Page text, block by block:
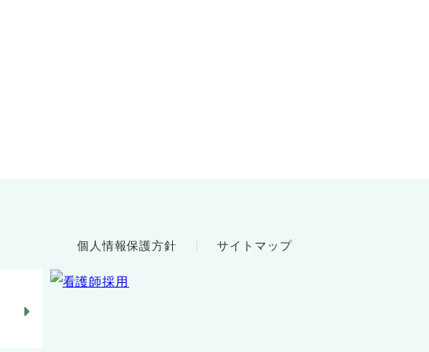
個人情報保護方針 サイトマップ